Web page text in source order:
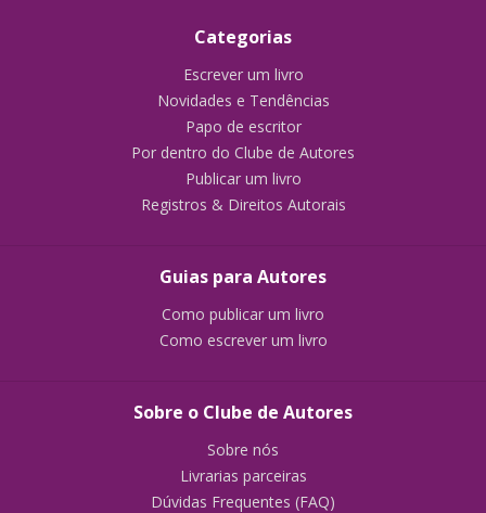
Categorias
Escrever um livro
Novidades e Tendências
Papo de escritor
Por dentro do Clube de Autores
Publicar um livro
Registros & Direitos Autorais
Guias para Autores
Como publicar um livro
Como escrever um livro
Sobre o Clube de Autores
Sobre nós
Livrarias parceiras
Dúvidas Frequentes (FAQ)